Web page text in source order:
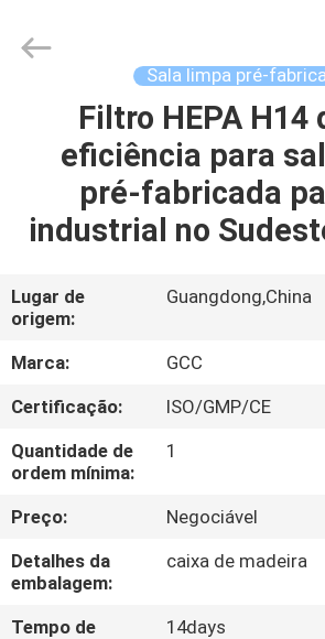
INÍCIO
PRODUTOS
SOBRE
NÓS
VISITA
À
FÁBRICA
CONTROLE
DE
Construction
Sala limpa pré-
Filtro HEPA H14
eficiência para
pré-fabricada
industrial no
Lugar de
origem:
Guangdong,China
Marca:
GCC
Certificação:
ISO/GMP/CE
Quantidade de
ordem mínima:
1
Preço:
Negociável
Detalhes da
embalagem:
caixa de madeira
Tempo de
14days